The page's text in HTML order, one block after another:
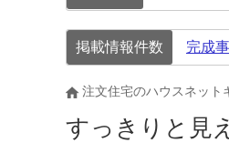
掲載情報件数 完成
注文住宅のハウスネット
すっきりと見